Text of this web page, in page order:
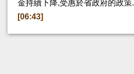
金持續下降,受惠於省政府的政策.
[06:43]